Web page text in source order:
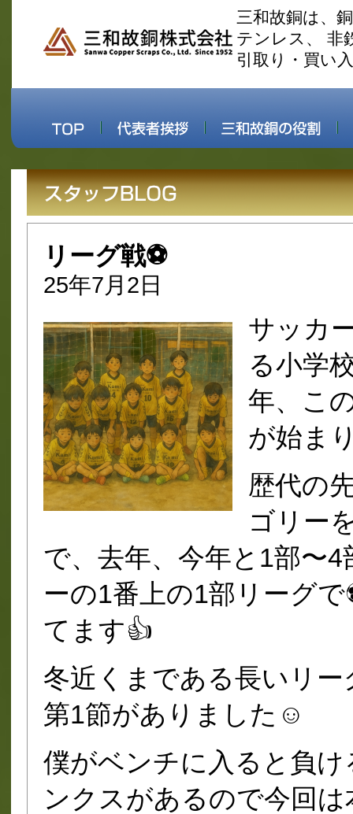
三和故銅は、
テンレス、 非
引取り・買い
リーグ戦⚽
25年7月2日
サッカ
る小学
年、こ
が始ま
歴代の
ゴリー
で、去年、今年と1部〜
ーの1番上の1部リーグ
てます👍
冬近くまである長いリ
第1節がありました☺️
僕がベンチに入ると負
ンクスがあるので今回